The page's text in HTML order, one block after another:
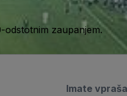
zaupanjem.
Imate